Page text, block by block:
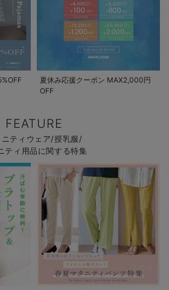
夏休み応援クーポン MAX2,000円
OFF
FEATURE
ニティウェア/授乳服/
ティ用品に関する特集